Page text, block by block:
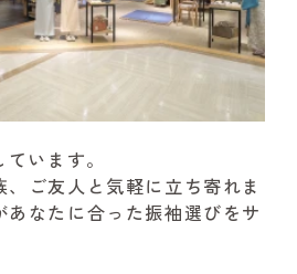
います。
ご友人と気軽に立ち寄れま
あなたに合った振袖選びをサ